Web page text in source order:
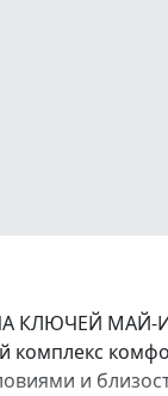
МАЙ-
и